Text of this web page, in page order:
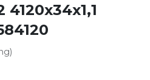
4120x34x1,1